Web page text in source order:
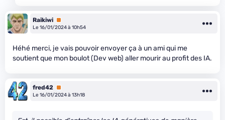
Raikiwi Premium
Le 16/01/2024 à 10h54
Héhé merci, je vais pouvoir envoyer ça à un ami qui me
soutient que mon boulot (Dev web) aller mourir au profit des IA.
fred42 Premium
Le 16/01/2024 à 13h18